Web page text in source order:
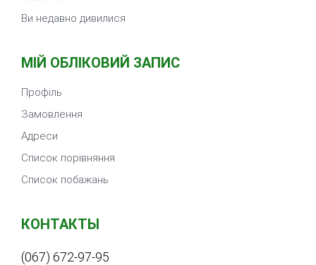
Ви недавно дивилися
МІЙ ОБЛІКОВИЙ ЗАПИС
Профіль
Замовлення
Адреси
Список порівняння
Список побажань
КОНТАКТЫ
(067) 672-97-95